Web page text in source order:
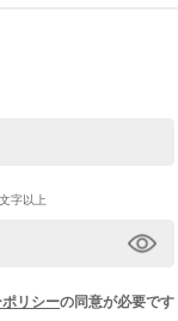
字以上
リシーの同意が必要です